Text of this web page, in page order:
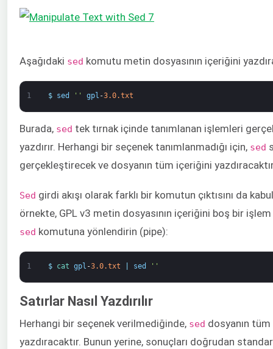
Aşağıdaki sed komutu metin dosyasının içeriğini
1 $ sed '' gpl -3.0.txt
Burada, sed tek tırnak içinde tanımlanan işlemleri
yazdırır. Herhangi bir seçenek tanımlanmadığı için, sed
gerçekleştirecek ve dosyanın tüm içeriğini
Sed girdi akışı olarak farklı bir komutun çıktısını da
örnekte, GPL v3 metin dosyasının içeriğini boş bir
sed komutuna yönlendirin (pipe):
1 $ cat gpl -3.0.txt sed ''
Satırlar Nasıl Yazdırılır
Herhangi bir seçenek verilmediğinde, sed dosyanın
yazdıracaktır. Bunun yerine, sonuçları doğrudan